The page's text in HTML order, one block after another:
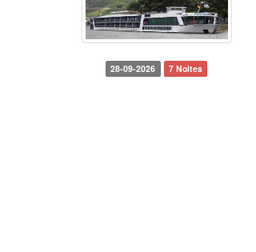
28-09-2026 7 Noites